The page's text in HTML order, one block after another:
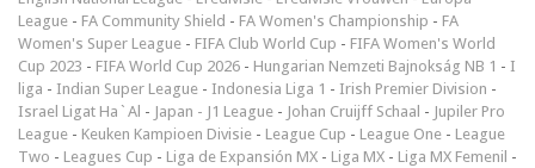
League - FA Community Shield - FA Women's Championship - FA
Women's Super League - FIFA Club World Cup - FIFA Women's World
Cup 2023 - FIFA World Cup 2026 - Hungarian Nemzeti Bajnokság NB 1 - I
liga - Indian Super League - Indonesia Liga 1 - Irish Premier Division -
Israel Ligat Ha`Al - Japan - J1 League - Johan Cruijff Schaal - Jupiler Pro
League - Keuken Kampioen Divisie - League Cup - League One - League
Two - Leagues Cup - Liga de Expansión MX - Liga MX - Liga MX Femenil -